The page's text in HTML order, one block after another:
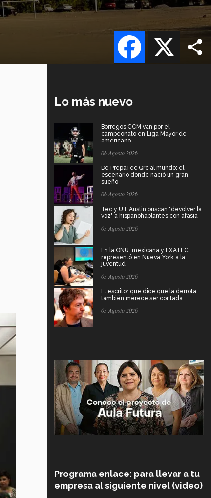
X
Facebook
Lo más nuevo
Borregos CCM van por el
campeonato en Liga Mayor de
americano
06 Agosto 2026
De PrepaTec Qro al mundo: el
escenario donde nació un gran
sueño
06 Agosto 2026
Tec y UT Austin buscan "devolver la
voz" a hispanohablantes con afasia
05 Agosto 2026
En la ONU: mexicana y EXATEC
representó en Nueva York a la
juventud
05 Agosto 2026
El escritor que dice que la derrota
también merece ser contada
05 Agosto 2026
Programa enlace: para llevar a tu
empresa al siguiente nivel (video)